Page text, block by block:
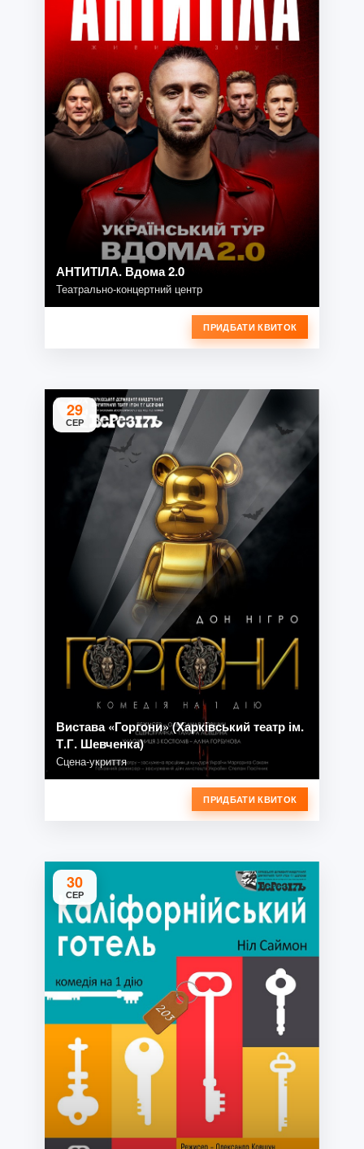
АНТИТІЛА. Вдома 2.0
Театрально-концертний центр
ПРИДБАТИ КВИТОК
29
СЕР
Вистава «Горгони» (Харківський театр ім.
Т.Г. Шевченка)
Сцена-укриття
ПРИДБАТИ КВИТОК
30
СЕР